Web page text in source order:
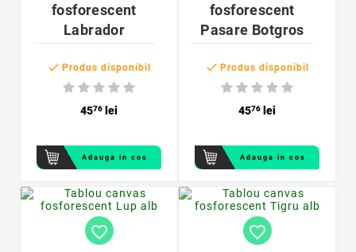
fosforescent
Labrador
 Produs disponibil
4576 lei
Adauga in cos
fosforescent
Pasare Botgros
 Produs disponibil
4576 lei
Adauga in cos
favorite_border favorite_border